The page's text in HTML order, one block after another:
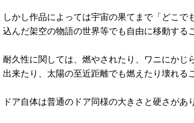
しかし作品によっては宇宙の果てまで「どこ
込んだ架空の物語の世界等でも自由に移動する
耐久性に関しては、燃やされたり、ワニにか
出来たり、太陽の至近距離でも燃えたり壊れる
ドア自体は普通のドア同様の大きさと硬さが